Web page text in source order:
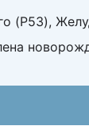
(P53),